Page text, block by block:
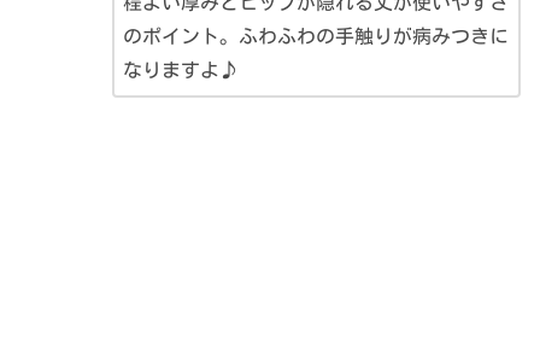
のポイント。ふわふわの手触りが病みつきに
なりますよ♪